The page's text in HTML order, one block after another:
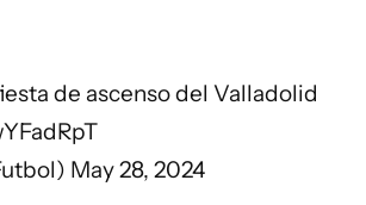
de ascenso del Valladolid
May 28, 2024